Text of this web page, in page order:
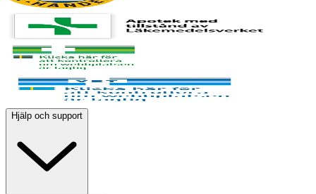
Hjälp och support